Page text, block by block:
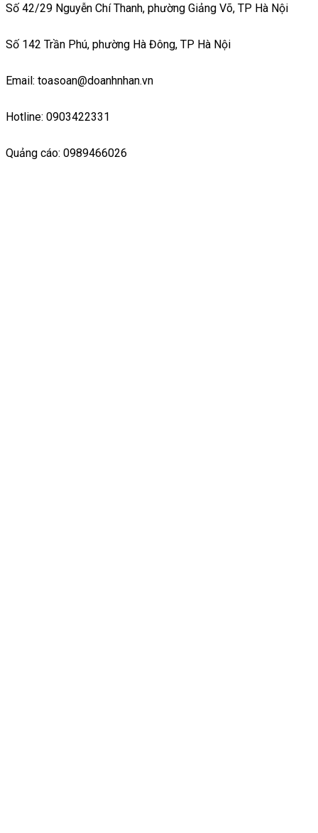
Số 42/29 Nguyễn Chí Thanh, phường Giảng Võ, TP Hà Nội
Số 142 Trần Phú, phường Hà Đông, TP Hà Nội
Email: toasoan@doanhnhan.vn
Hotline: 0903422331
Quảng cáo: 0989466026